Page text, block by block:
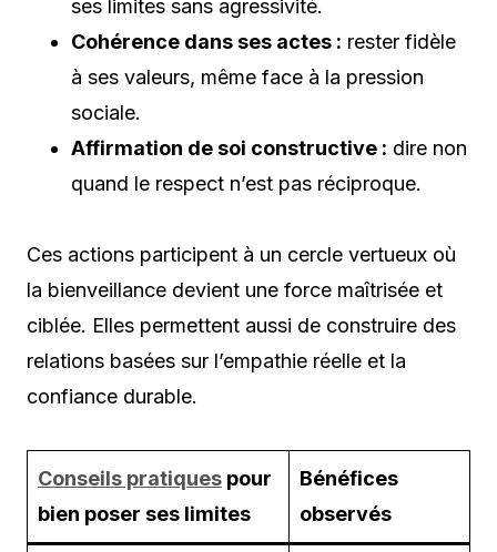
ses limites sans agressivité.
Cohérence dans ses actes : rester fidèle
à ses valeurs, même face à la pression
sociale.
Affirmation de soi constructive : dire non
quand le respect n’est pas réciproque.
Ces actions participent à un cercle vertueux où
la bienveillance devient une force maîtrisée et
ciblée. Elles permettent aussi de construire des
relations basées sur l’empathie réelle et la
confiance durable.
Conseils pratiques pour
bien poser ses limites
Bénéfices
observés